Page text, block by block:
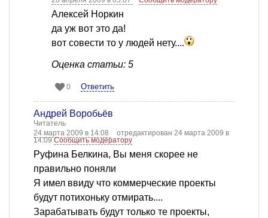
Алексей Норкин
да уж вот это да!
вот совести то у людей нету....
Оценка статьи: 5
0 Ответить
Андрей Воробьёв
Читатель
24 марта 2009 в 14:08
отредактирован 24 марта 2009 в
14:09Сообщить модератору
Руфина Белкина, Вы меня скорее не
правильно поняли
Я имел ввиду что коммерческие проекты
будут потихоньку отмирать....
Зарабатывать будут только те проекты,